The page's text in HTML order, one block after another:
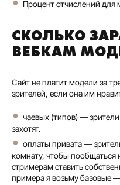
Процент отчислений для
СКОЛЬКО
ВЕБКАМ
Сайт не платит модели за
зрителей, если она им
чаевых (типов) —
захотят.
оплаты привата —
комнату, чтобы пообщаться
стримерам ставить
примера я возьму базовые